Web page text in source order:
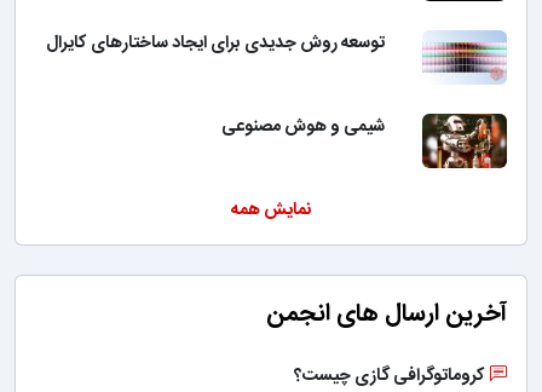
توسعه روش جدیدی برای ایجاد ساختارهای کایرال
شیمی و هوش مصنوعی
نمایش همه
آخرین ارسال های انجمن
کروماتوگرافی گازی چیست؟